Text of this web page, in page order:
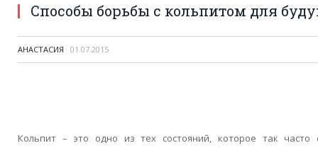
Способы борьбы с кольпитом для
АНАСТАСИЯ 01.07.2015
Кольпит – это одно из тех состояний, которое так часто